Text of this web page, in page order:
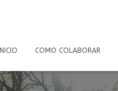
INICIO COMO COLABORAR